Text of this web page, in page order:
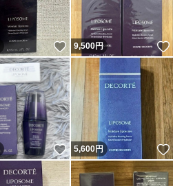
いいね！
9,500円
いいね！
5,600円